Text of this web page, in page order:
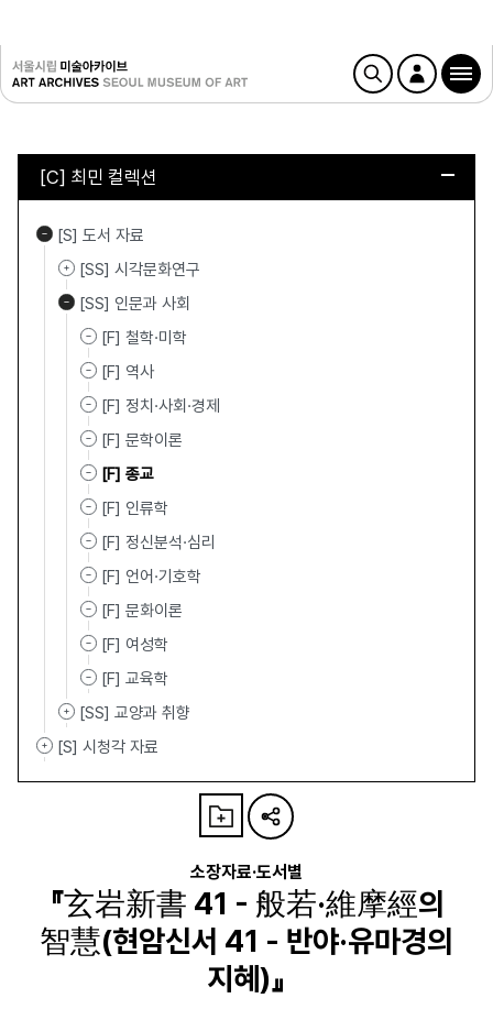
[C] 최민 컬렉션
[S] 도서 자료
[SS] 시각문화연구
[SS] 인문과 사회
[F] 철학·미학
[F] 역사
[F] 정치·사회·경제
[F] 문학이론
[F] 종교
[F] 인류학
[F] 정신분석·심리
[F] 언어·기호학
[F] 문화이론
[F] 여성학
[F] 교육학
[SS] 교양과 취향
[S] 시청각 자료
소장자료·도서별
『玄岩新書 41 - 般若·維摩經의
智慧(현암신서 41 - 반야·유마경의
지혜)』